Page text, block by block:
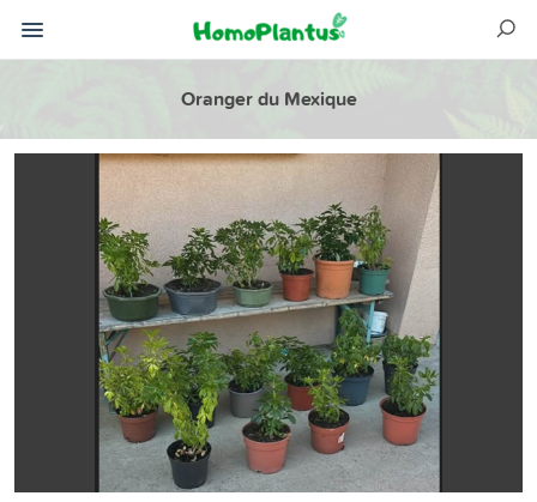
Oranger du Mexique